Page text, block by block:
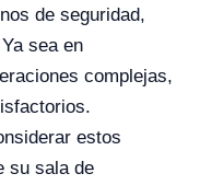
de seguridad,
sea en
complejas,
estos
su sala de